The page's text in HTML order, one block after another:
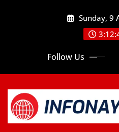
Sunday, 9
Follow Us